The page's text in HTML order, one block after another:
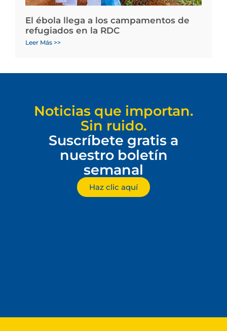
El ébola llega a los campamentos de
refugiados en la RDC
Leer Más >>
Noticias que importan.
Sin ruido.
Suscríbete gratis a
nuestro boletín
semanal
Haz clic aquí